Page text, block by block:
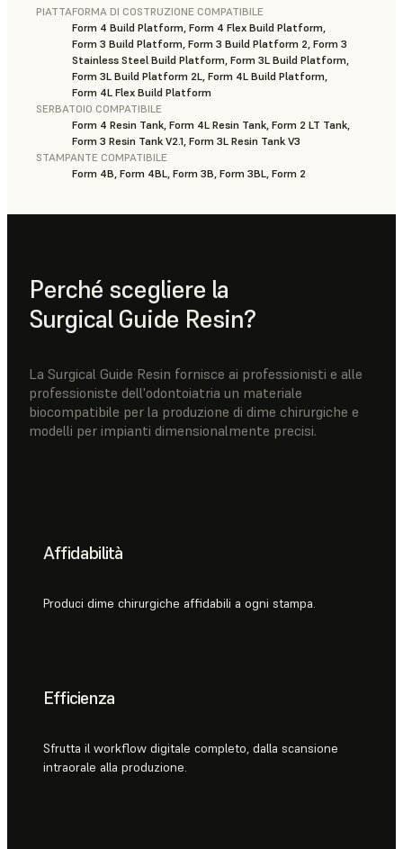
PIATTAFORMA DI COSTRUZIONE COMPATIBILE
Form 4 Build Platform, Form 4 Flex Build Platform,
Form 3 Build Platform, Form 3 Build Platform 2, Form 3
Stainless Steel Build Platform, Form 3L Build Platform,
Form 3L Build Platform 2L, Form 4L Build Platform,
Form 4L Flex Build Platform
SERBATOIO COMPATIBILE
Form 4 Resin Tank, Form 4L Resin Tank, Form 2 LT Tank,
Form 3 Resin Tank V2.1, Form 3L Resin Tank V3
STAMPANTE COMPATIBILE
Form 4B, Form 4BL, Form 3B, Form 3BL, Form 2
Perché scegliere la
Surgical Guide Resin?
La Surgical Guide Resin fornisce ai professionisti e alle
professioniste dell'odontoiatria un materiale
biocompatibile per la produzione di dime chirurgiche e
modelli per impianti dimensionalmente precisi.
Affidabilità
Produci dime chirurgiche affidabili a ogni stampa.
Efficienza
Sfrutta il workflow digitale completo, dalla scansione
intraorale alla produzione.